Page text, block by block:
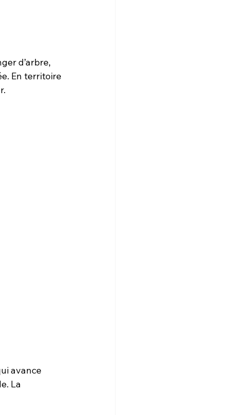
d’arbre,
En territoire
avance
La